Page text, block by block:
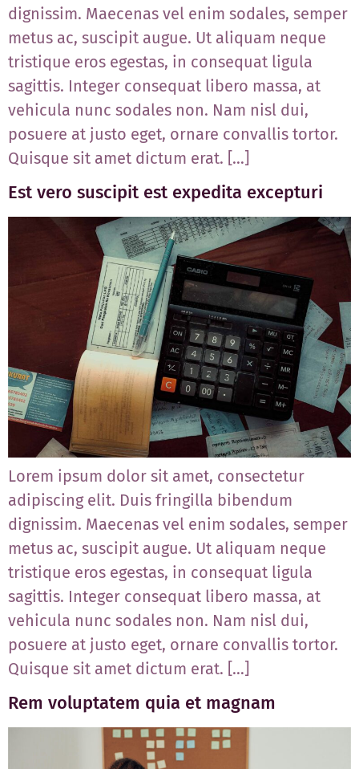
dignissim. Maecenas vel enim sodales, semper
metus ac, suscipit augue. Ut aliquam neque
tristique eros egestas, in consequat ligula
sagittis. Integer consequat libero massa, at
vehicula nunc sodales non. Nam nisl dui,
posuere at justo eget, ornare convallis tortor.
Quisque sit amet dictum erat. […]
Est vero suscipit est expedita excepturi
Lorem ipsum dolor sit amet, consectetur
adipiscing elit. Duis fringilla bibendum
dignissim. Maecenas vel enim sodales, semper
metus ac, suscipit augue. Ut aliquam neque
tristique eros egestas, in consequat ligula
sagittis. Integer consequat libero massa, at
vehicula nunc sodales non. Nam nisl dui,
posuere at justo eget, ornare convallis tortor.
Quisque sit amet dictum erat. […]
Rem voluptatem quia et magnam